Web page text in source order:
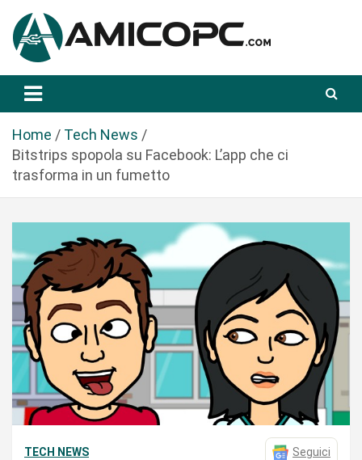
a
Amicopc.com
Home
Tech News
Bitstrips spopola su Facebook: L’app che ci
trasforma in un fumetto
TECH NEWS Seguici